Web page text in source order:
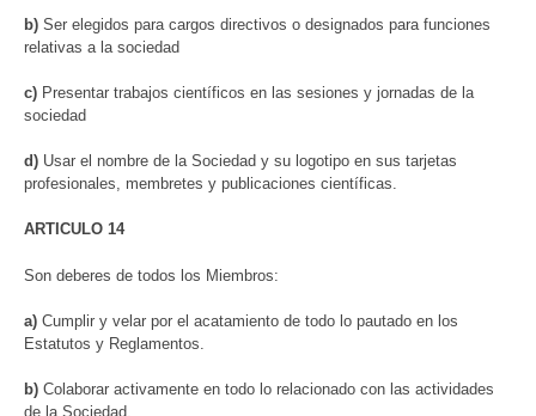
b) Ser elegidos para cargos directivos o designados para funciones
relativas a la sociedad
c) Presentar trabajos científicos en las sesiones y jornadas de la
sociedad
d) Usar el nombre de la Sociedad y su logotipo en sus tarjetas
profesionales, membretes y publicaciones científicas.
ARTICULO 14
Son deberes de todos los Miembros:
a) Cumplir y velar por el acatamiento de todo lo pautado en los
Estatutos y Reglamentos.
b) Colaborar activamente en todo lo relacionado con las actividades
de la Sociedad.